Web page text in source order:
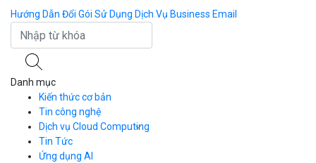
Hướng Dẫn Đổi Gói Sử Dụng Dịch Vụ Business Email
Danh mục
Kiến thức cơ bản
Tin công nghệ
Dịch vụ Cloud Computing
Cloud Server
CDN
Tin Tức
Ứng dụng AI